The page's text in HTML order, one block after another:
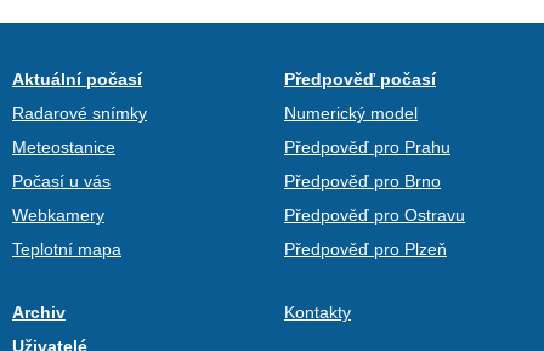
Aktuální počasí
Radarové snímky
Meteostanice
Počasí u vás
Webkamery
Teplotní mapa
Předpověď počasí
Numerický model
Předpověď pro Prahu
Předpověď pro Brno
Předpověď pro Ostravu
Předpověď pro Plzeň
Archiv
Uživatelé
Kontakty